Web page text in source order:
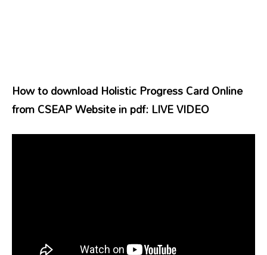
How to download Holistic Progress Card Online
from CSEAP Website in pdf: LIVE VIDEO